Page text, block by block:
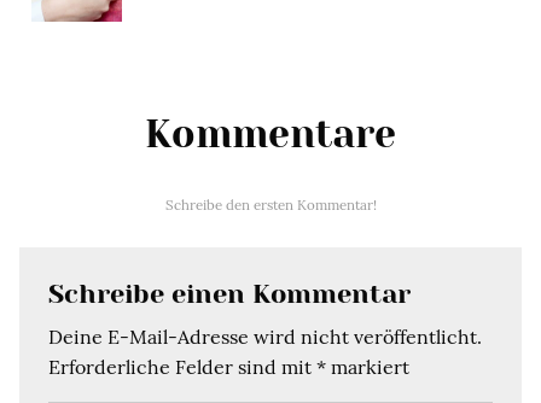
Kommentare
Schreibe den ersten Kommentar!
Schreibe einen Kommentar
Deine E-Mail-Adresse wird nicht veröffentlicht.
Erforderliche Felder sind mit * markiert